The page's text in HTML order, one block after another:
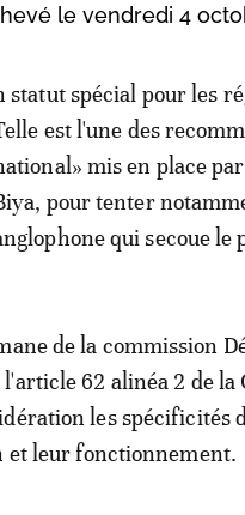
le vendredi 4
statut spécial pour les
est l'une des
mis en place
pour tenter
qui secoue le
de la commission
62 alinéa 2 de
les spécificités
et leur fonctionnement.